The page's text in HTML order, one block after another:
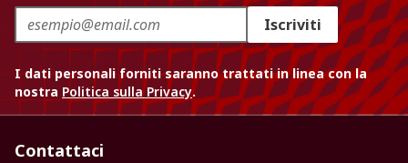
Iscriviti
I dati personali forniti saranno trattati in linea con la
nostra Politica sulla Privacy.
Contattaci